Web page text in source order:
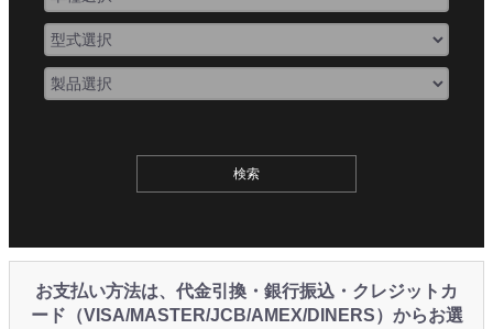
お支払い方法は、代金引換・銀行振込・クレジットカ
ード（VISA/MASTER/JCB/AMEX/DINERS）からお選